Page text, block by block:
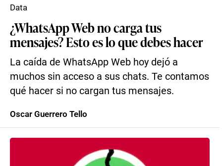
¿WhatsApp Web no carga tus
mensajes? Esto es lo que debes hacer
La caída de WhatsApp Web hoy dejó a
muchos sin acceso a sus chats. Te contamos
qué hacer si no cargan tus mensajes.
Data
Oscar Guerrero Tello